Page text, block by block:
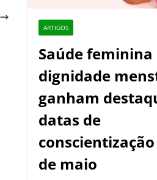
ARTIGOS
Saúde feminina
dignidade
ganham
datas de
de maio